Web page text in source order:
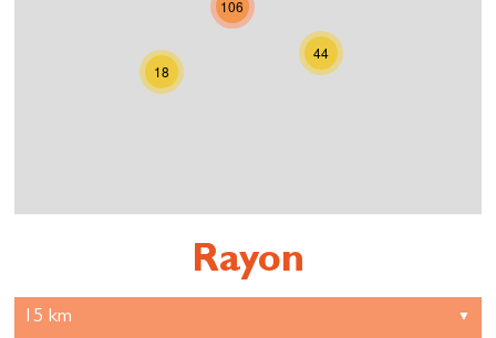
44
18
106
Rayon